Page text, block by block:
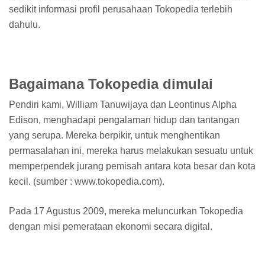
sedikit informasi profil perusahaan Tokopedia terlebih
dahulu.
Bagaimana Tokopedia dimulai
Pendiri kami, William Tanuwijaya dan Leontinus Alpha
Edison, menghadapi pengalaman hidup dan tantangan
yang serupa. Mereka berpikir, untuk menghentikan
permasalahan ini, mereka harus melakukan sesuatu untuk
memperpendek jurang pemisah antara kota besar dan kota
kecil. (sumber : www.tokopedia.com).
Pada 17 Agustus 2009, mereka meluncurkan Tokopedia
dengan misi pemerataan ekonomi secara digital.